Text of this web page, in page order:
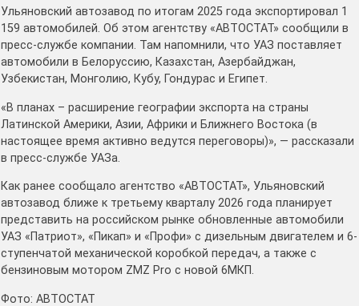
Ульяновский автозавод по итогам 2025 года экспортировал 1
159 автомобилей. Об этом агентству «АВТОСТАТ» сообщили в
пресс-службе компании. Там напомнили, что УАЗ поставляет
автомобили в Белоруссию, Казахстан, Азербайджан,
Узбекистан, Монголию, Кубу, Гондурас и Египет.
«В планах – расширение географии экспорта на страны
Латинской Америки, Азии, Африки и Ближнего Востока (в
настоящее время активно ведутся переговоры)», — рассказали
в пресс-службе УАЗа.
Как ранее сообщало агентство «АВТОСТАТ», Ульяновский
автозавод ближе к третьему кварталу 2026 года планирует
представить на российском рынке обновленные автомобили
УАЗ «Патриот», «Пикап» и «Профи» с дизельным двигателем и 6-
ступенчатой механической коробкой передач, а также с
бензиновым мотором ZMZ Pro с новой 6МКП.
Фото: АВТОСТАТ